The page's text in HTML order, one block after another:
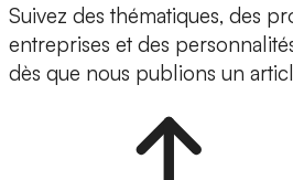
Suivez des thématiques, des
entreprises et des
dès que nous publions un